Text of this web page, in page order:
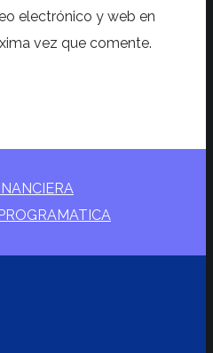
electrónico y web en
vez que comente.